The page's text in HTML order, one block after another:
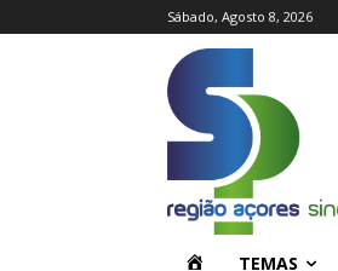
Sábado, Agosto 8, 2026
TEMAS